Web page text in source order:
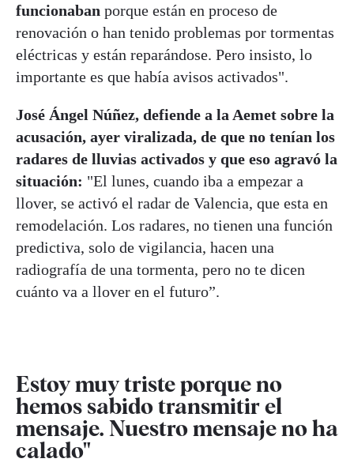
funcionaban porque están en proceso de
renovación o han tenido problemas por tormentas
eléctricas y están reparándose. Pero insisto, lo
importante es que había avisos activados".
José Ángel Núñez, defiende a la Aemet sobre la
acusación, ayer viralizada, de que no tenían los
radares de lluvias activados y que eso agravó la
situación: "El lunes, cuando iba a empezar a
llover, se activó el radar de Valencia, que esta en
remodelación. Los radares, no tienen una función
predictiva, solo de vigilancia, hacen una
radiografía de una tormenta, pero no te dicen
cuánto va a llover en el futuro”.
Estoy muy triste porque no
hemos sabido transmitir el
mensaje. Nuestro mensaje no ha
calado"